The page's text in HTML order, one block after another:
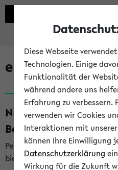
eKVV News
Nachhaltigkeitspreis
Bewerbungsphase
Per E-Mail eingestellt von
bielefeld.de an den Verteiler
Diese Webseite
Technologien. Einige
Funktionalität der
während andere uns
Erfahrung zu verbessern.
verwenden wir Cookies
Interaktionen mit unserer
können Ihre Einwilligung
Datenschutzerklärung
Wirkung für die Zukunft